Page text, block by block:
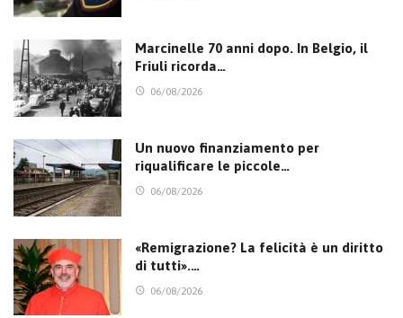
Marcinelle 70 anni dopo. In Belgio, il
Friuli ricorda…
06/08/2026
Un nuovo finanziamento per
riqualificare le piccole…
06/08/2026
«Remigrazione? La felicità è un diritto
di tutti».…
06/08/2026